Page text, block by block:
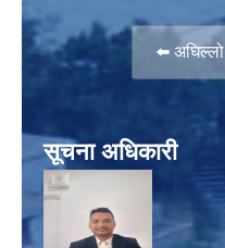
⬅️ अघिल्लो
सूचना अधिकारी